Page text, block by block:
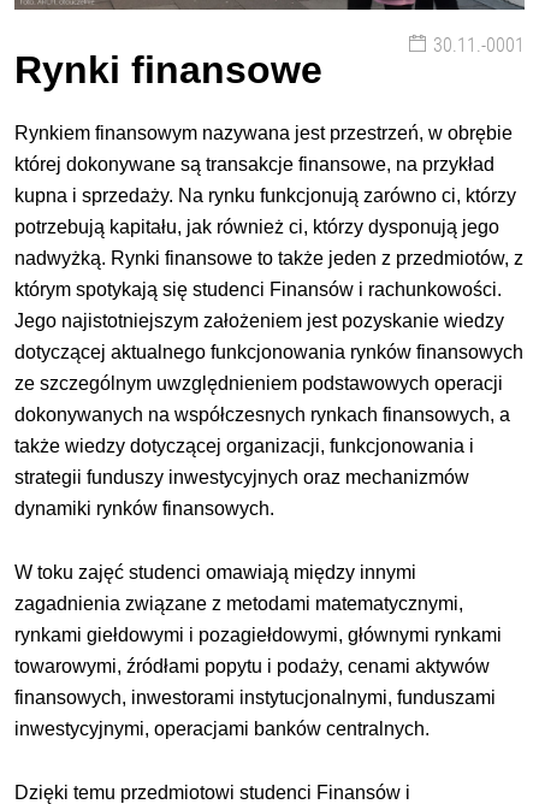
30.11.-0001
Rynki finansowe
Rynkiem finansowym nazywana jest przestrzeń, w obrębie
której dokonywane są transakcje finansowe, na przykład
kupna i sprzedaży. Na rynku funkcjonują zarówno ci, którzy
potrzebują kapitału, jak również ci, którzy dysponują jego
nadwyżką. Rynki finansowe to także jeden z przedmiotów, z
którym spotykają się studenci Finansów i rachunkowości.
Jego najistotniejszym założeniem jest pozyskanie wiedzy
dotyczącej aktualnego funkcjonowania rynków finansowych
ze szczególnym uwzględnieniem podstawowych operacji
dokonywanych na współczesnych rynkach finansowych, a
także wiedzy dotyczącej organizacji, funkcjonowania i
strategii funduszy inwestycyjnych oraz mechanizmów
dynamiki rynków finansowych.
W toku zajęć studenci omawiają między innymi
zagadnienia związane z metodami matematycznymi,
rynkami giełdowymi i pozagiełdowymi, głównymi rynkami
towarowymi, źródłami popytu i podaży, cenami aktywów
finansowych, inwestorami instytucjonalnymi, funduszami
inwestycyjnymi, operacjami banków centralnych.
Dzięki temu przedmiotowi studenci Finansów i